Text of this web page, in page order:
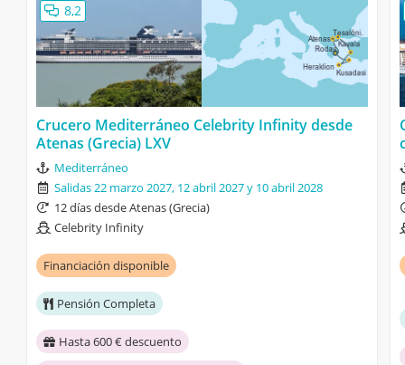
8,2
Crucero Mediterráneo Celebrity Infinity desde
Atenas (Grecia) LXV
Mediterráneo
Salidas 22 marzo 2027, 12 abril 2027 y 10 abril 2028
12 días desde Atenas (Grecia)
Celebrity Infinity
Financiación disponible
Pensión Completa
Hasta 600 € descuento